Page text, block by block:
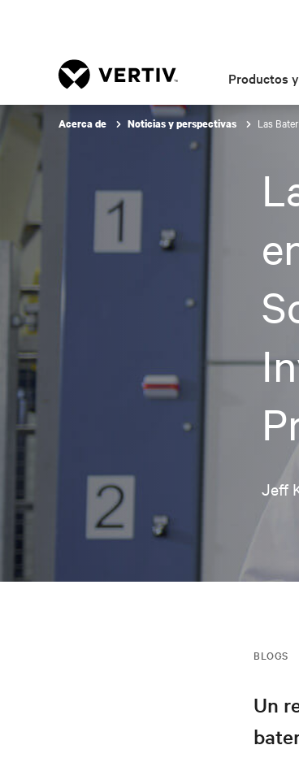
Productos
Acerca de Noticias y perspectivas Las
Jeff
BLOGS
Un